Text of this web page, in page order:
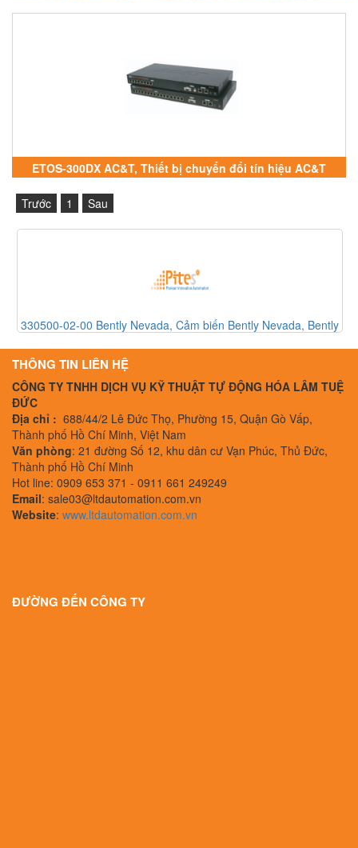
ETOS-300DX AC&T, Thiết bị chuyển đổi tín hiệu AC&T
Trước 1 Sau
330500-02-00 Bently Nevada, Cảm biến Bently Nevada, Bently
THÔNG TIN LIÊN HỆ
CÔNG TY TNHH DỊCH VỤ KỸ THUẬT TỰ ĐỘNG HÓA LÂM TUỆ
ĐỨC
Địa chỉ : 688/44/2 Lê Đức Thọ, Phường 15, Quận Gò Vấp,
Thành phố Hồ Chí Minh, Việt Nam
Văn phòng: 21 đường Số 12, khu dân cư Vạn Phúc, Thủ Đức,
Thành phố Hồ Chí Minh
Hot line: 0909 653 371 - 0911 661 249249
Email: sale03@ltdautomation.com.vn
Website: www.ltdautomation.com.vn
ĐƯỜNG ĐẾN CÔNG TY